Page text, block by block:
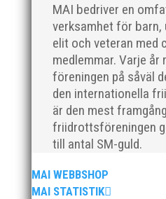
MAI bedriver en
verksamhet för barn,
elit och veteran med
medlemmar. Varje år
föreningen på såväl
den internationella
är den mest
friidrottsföreningen
till antal SM-guld.
MAI WEBBSHOP
MAI STATISTIK
plan. På 80- och 90-talet, då
han för mig en
på plats och igång med en
sin parhäst och nära vän,